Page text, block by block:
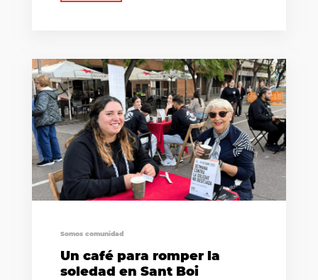
Somos comunidad
Un café para romper la
soledad en Sant Boi